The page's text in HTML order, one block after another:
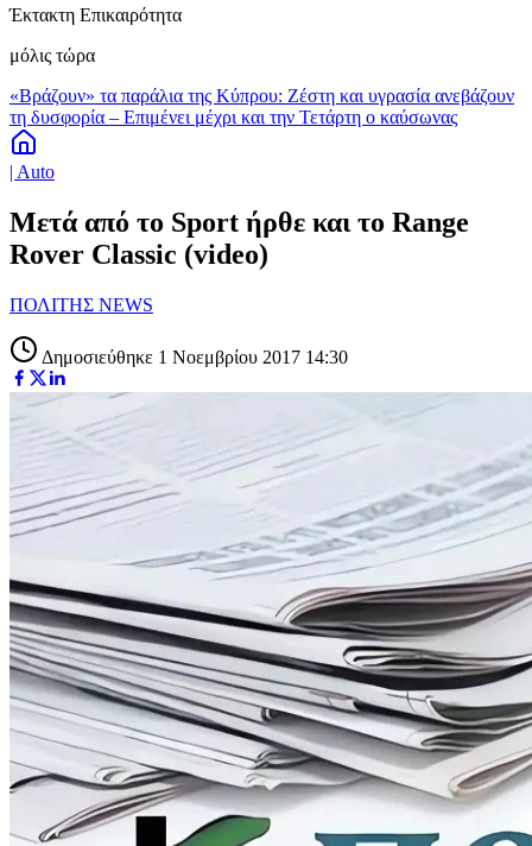
Έκτακτη Επικαιρότητα
μόλις τώρα
«Βράζουν» τα παράλια της Κύπρου: Ζέστη και υγρασία ανεβάζουν
τη δυσφορία – Επιμένει μέχρι και την Τετάρτη ο καύσωνας
| Auto
Μετά από το Sport ήρθε και το Range
Rover Classic (video)
ΠΟΛΙΤΗΣ NEWS
Δημοσιεύθηκε 1 Νοεμβρίου 2017 14:30